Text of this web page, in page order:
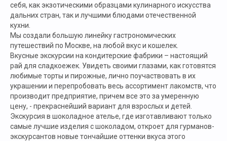
себя, как экзотическими образцами кулинарного искусства
дальних стран, так и лучшими блюдами отечественной
кухни.
Мы создали большую линейку гастрономических
путешествий по Москве, на любой вкус и кошелек.
Вкусные экскурсии на кондитерские фабрики – настоящий
рай для сладкоежек. Увидеть своими глазами, как готовятся
любимые торты и пирожные, лично поучаствовать в их
украшении и перепробовать весь ассортимент лакомств, что
производит предприятие, причем все это за умеренную
цену, - прекраснейший вариант для взрослых и детей.
Экскурсия в шоколадное ателье, где изготавливают только
самые лучшие изделия с шоколадом, откроет для гурманов-
экскурсантов новые тончайшие оттенки вкуса этого